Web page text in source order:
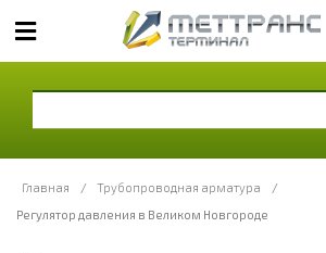
Главная / Трубопроводная арматура
/
Регулятор давления в Великом Новгороде